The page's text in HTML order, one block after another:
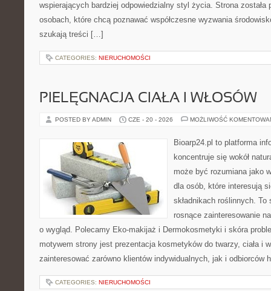
wspierających bardziej odpowiedzialny styl życia. Strona została
osobach, które chcą poznawać współczesne wyzwania
szukają treści […]
CATEGORIES: NIERUCHOMOŚCI
PIELĘGNACJA CIAŁA I WŁOSÓW
POSTED BY ADMIN CZE - 20 - 2026 MOŻLIWOŚĆ
Bioarp24.pl to platforma
koncentruje się wokół
może być rozumiana jako
dla osób, które interesują
składnikach roślinnych.
rosnące zainteresowanie
o wygląd. Polecamy Eko-makijaż i Dermokosmetyki i skóra
motywem strony jest prezentacja kosmetyków do twarzy, ciała i
zainteresować zarówno klientów indywidualnych, jak i
CATEGORIES: NIERUCHOMOŚCI